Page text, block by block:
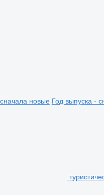
новые Год выпуска -